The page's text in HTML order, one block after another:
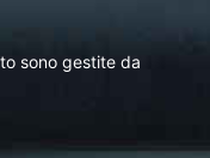
sono gestite da